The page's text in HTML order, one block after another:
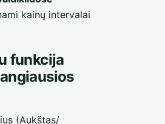
kainų intervalai
funkcija
(Aukštas/